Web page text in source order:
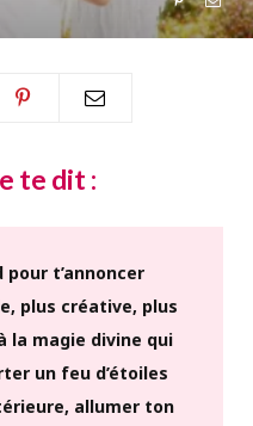
te dit :
pour t’annoncer
plus créative, plus
la magie divine qui
un feu d’étoiles
allumer ton